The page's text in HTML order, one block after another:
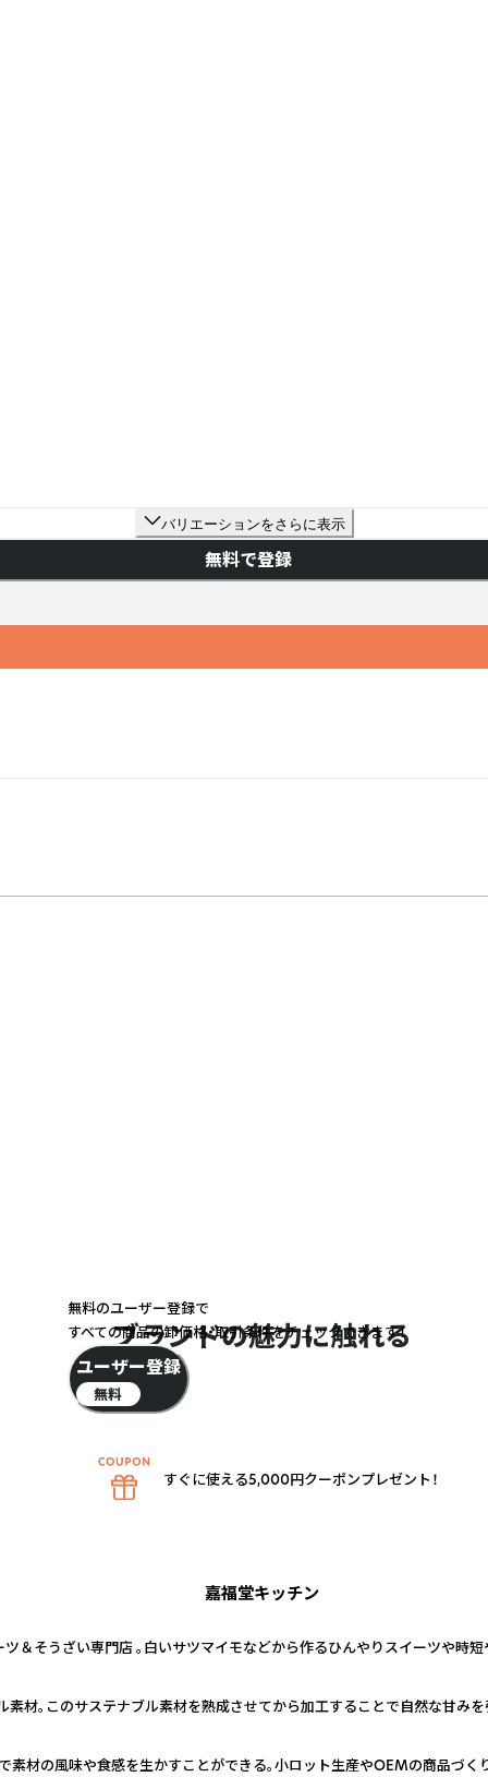
バリエーションをさらに表示
無料で登録
ブランドの魅力に触れる
嘉福堂キッチン
＆そうざい専門店 。白いサツマイモなどから作るひんやりスイーツや時
材。このサステナブル素材を熟成させてから加工することで自然な甘みを
材の風味や食感を生かすことができる。小ロット生産やOEMの商品づく
無料のユーザー登録で
すべての商品の卸価格・取引条件をチェックできます！
ユーザー登録
無料
すぐに使える5,000円クーポンプレゼント！